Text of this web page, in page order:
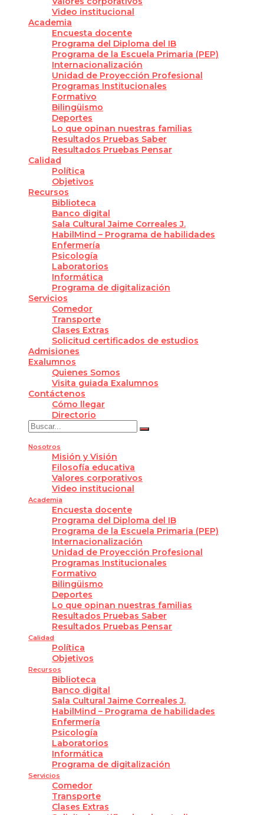
Video institucional
Academia
Encuesta docente
Programa del Diploma del IB
Programa de la Escuela Primaria (PEP)
Internacionalización
Unidad de Proyección Profesional
Programas Institucionales
Formativo
Bilingüismo
Deportes
Lo que opinan nuestras familias
Resultados Pruebas Saber
Resultados Pruebas Pensar
Calidad
Política
Objetivos
Recursos
Biblioteca
Banco digital
Sala Cultural Jaime Correales J.
HabilMind – Programa de habilidades
Enfermería
Psicología
Laboratorios
Informática
Programa de digitalización
Servicios
Comedor
Transporte
Clases Extras
Solicitud certificados de estudios
Admisiones
Exalumnos
Quienes Somos
Visita guiada Exalumnos
Contáctenos
Cómo llegar
Directorio
Nosotros
Misión y Visión
Filosofía educativa
Valores corporativos
Video institucional
Academia
Encuesta docente
Programa del Diploma del IB
Programa de la Escuela Primaria (PEP)
Internacionalización
Unidad de Proyección Profesional
Programas Institucionales
Formativo
Bilingüismo
Deportes
Lo que opinan nuestras familias
Resultados Pruebas Saber
Resultados Pruebas Pensar
Calidad
Política
Objetivos
Recursos
Biblioteca
Banco digital
Sala Cultural Jaime Correales J.
HabilMind – Programa de habilidades
Enfermería
Psicología
Laboratorios
Informática
Programa de digitalización
Servicios
Comedor
Transporte
Clases Extras